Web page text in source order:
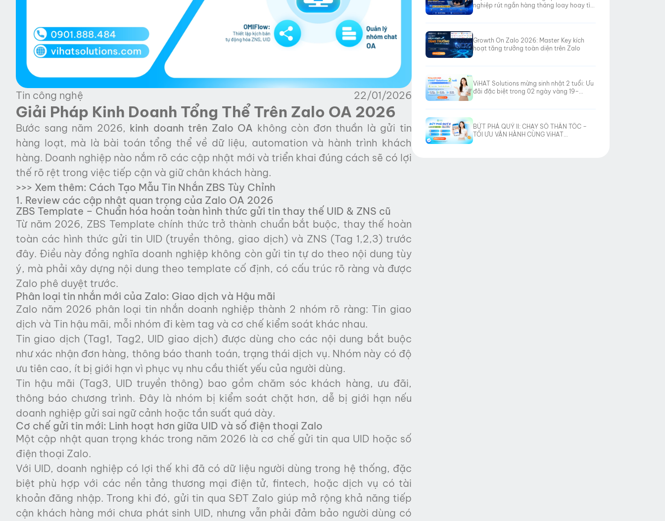
Tin công nghệ 22/01/2026
Giải Pháp Kinh Doanh Tổng Thể Trên Zalo OA 2026
Bước sang năm 2026, kinh doanh trên Zalo OA không còn đơn thuần là gửi tin
hàng loạt, mà là bài toán tổng thể về dữ liệu, automation và hành trình khách
hàng. Doanh nghiệp nào nắm rõ các cập nhật mới và triển khai đúng cách sẽ có lợi
thế rõ rệt trong việc tiếp cận và giữ chân khách hàng.
>>> Xem thêm: Cách Tạo Mẫu Tin Nhắn ZBS Tùy Chỉnh
1. Review các cập nhật quan trọng của Zalo OA 2026
ZBS Template – Chuẩn hóa hoàn toàn hình thức gửi tin thay thế UID & ZNS cũ
Từ năm 2026, ZBS Template chính thức trở thành chuẩn bắt buộc, thay thế hoàn
toàn các hình thức gửi tin UID (truyền thông, giao dịch) và ZNS (Tag 1,2,3) trước
đây. Điều này đồng nghĩa doanh nghiệp không còn gửi tin tự do theo nội dung tùy
ý, mà phải xây dựng nội dung theo template cố định, có cấu trúc rõ ràng và được
Zalo phê duyệt trước.
Phân loại tin nhắn mới của Zalo: Giao dịch và Hậu mãi
Zalo năm 2026 phân loại tin nhắn doanh nghiệp thành 2 nhóm rõ ràng: Tin giao
dịch và Tin hậu mãi, mỗi nhóm đi kèm tag và cơ chế kiểm soát khác nhau.
Tin giao dịch (Tag1, Tag2, UID giao dịch) được dùng cho các nội dung bắt buộc
như xác nhận đơn hàng, thông báo thanh toán, trạng thái dịch vụ. Nhóm này có độ
ưu tiên cao, ít bị giới hạn vì phục vụ nhu cầu thiết yếu của người dùng.
Tin hậu mãi (Tag3, UID truyền thông) bao gồm chăm sóc khách hàng, ưu đãi,
thông báo chương trình. Đây là nhóm bị kiểm soát chặt hơn, dễ bị giới hạn nếu
doanh nghiệp gửi sai ngữ cảnh hoặc tần suất quá dày.
Cơ chế gửi tin mới: Linh hoạt hơn giữa UID và số điện thoại Zalo
Một cập nhật quan trọng khác trong năm 2026 là cơ chế gửi tin qua UID hoặc số
điện thoại Zalo.
Với UID, doanh nghiệp có lợi thế khi đã có dữ liệu người dùng trong hệ thống, đặc
biệt phù hợp với các nền tảng thương mại điện tử, fintech, hoặc dịch vụ có tài
khoản đăng nhập. Trong khi đó, gửi tin qua SĐT Zalo giúp mở rộng khả năng tiếp
cận khách hàng mới chưa phát sinh UID, nhưng vẫn phải đảm bảo người dùng có
nghiệp rút ngắn hàng tháng loay hoay tìm
Growth On Zalo 2026: Master Key kích
hoạt tăng trưởng toàn diện trên Zalo
ViHAT Solutions mừng sinh nhật 2 tuổi: Ưu
đãi đặc biệt trong 02 ngày vàng 19–
BỨT PHÁ QUÝ II: CHẠY SỐ THẦN TỐC –
TỐI ƯU VẬN HÀNH CÙNG ViHAT